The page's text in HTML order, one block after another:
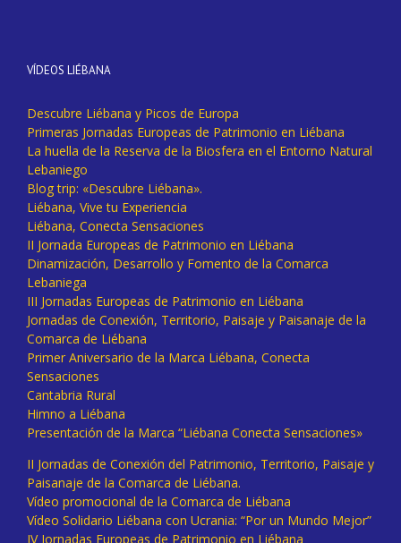
VÍDEOS LIÉBANA
Descubre Liébana y Picos de Europa
Primeras Jornadas Europeas de Patrimonio en Liébana
La huella de la Reserva de la Biosfera en el Entorno Natural
Lebaniego
Blog trip: «Descubre Liébana».
Liébana, Vive tu Experiencia
Liébana, Conecta Sensaciones
II Jornada Europeas de Patrimonio en Liébana
Dinamización, Desarrollo y Fomento de la Comarca
Lebaniega
III Jornadas Europeas de Patrimonio en Liébana
Jornadas de Conexión, Territorio, Paisaje y Paisanaje de la
Comarca de Liébana
Primer Aniversario de la Marca Liébana, Conecta
Sensaciones
Cantabria Rural
Himno a Liébana
Presentación de la Marca “Liébana Conecta Sensaciones»
II Jornadas de Conexión del Patrimonio, Territorio, Paisaje y
Paisanaje de la Comarca de Liébana.
Vídeo promocional de la Comarca de Liébana
Vídeo Solidario Liébana con Ucrania: “Por un Mundo Mejor”
IV Jornadas Europeas de Patrimonio en Liébana